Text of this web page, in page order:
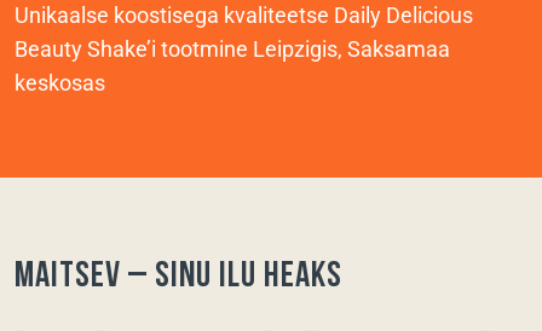
Unikaalse koostisega kvaliteetse Daily Delicious
Beauty Shake’i tootmine Leipzigis, Saksamaa
keskosas
Maitsev – sinu ilu heaks